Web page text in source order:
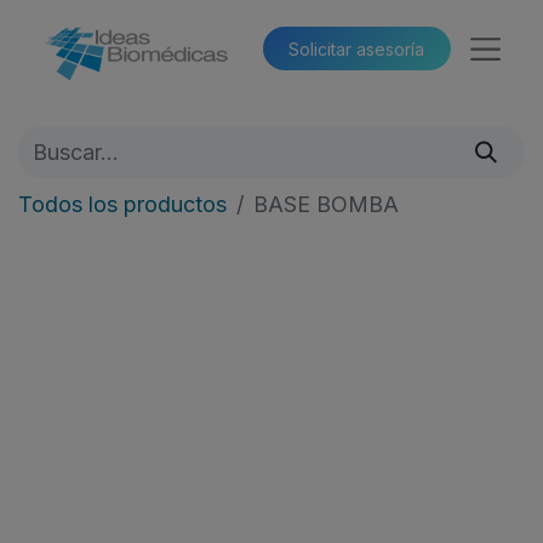
Solicitar asesoría​​
Todos los productos BASE BOMBA